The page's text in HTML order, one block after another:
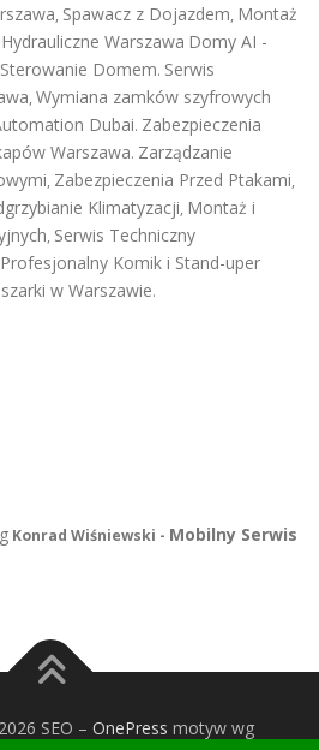
, Spawacz z Dojazdem, Montaż
Warszawa Domy AI -
Domem. Serwis
, Wymiana zamków szyfrowych
Dubai. Zabezpieczenia
Warszawa. Zarządzanie
, Zabezpieczenia Przed Ptakami,
Klimatyzacji, Montaż i
, Serwis Techniczny
Profesjonalny Komik i Stand-uper
w Warszawie.
Konrad Wiśniewski - Mobilny Serwis
SEO – OnePress motyw wg